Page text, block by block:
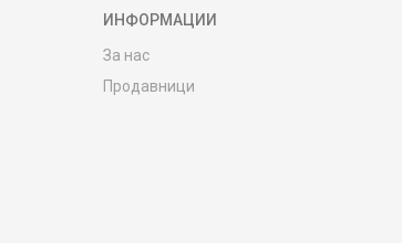
ИНФОРМАЦИИ
За нас
Продавници